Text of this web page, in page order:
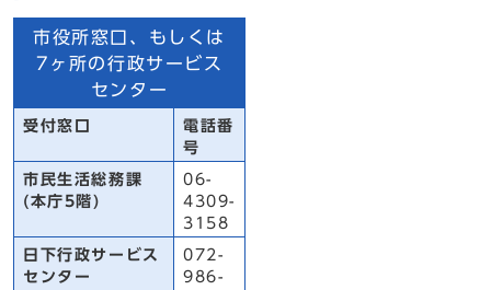
市役所窓口、もしくは
7ヶ所の行政サービス
センター
受付窓口
電話番
号
市民生活総務課
(本庁5階)
06-
4309-
3158
日下行政サービス
センター
072-
986-